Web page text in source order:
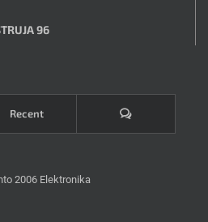
96
Recent Komentari
2006 Elektronika